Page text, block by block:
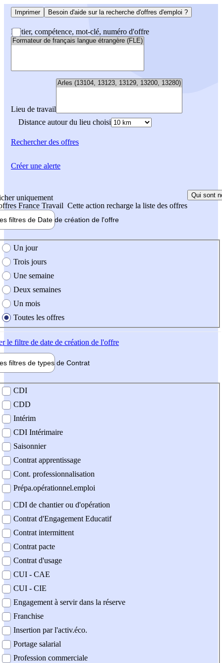
Imprimer Besoin d'aide sur la recherche d'offres d'emploi ?
Métier, compétence, mot-clé, numéro d'offre
Lieu de travail
Distance autour du lieu choisi
Rechercherdes offres
uniquement
France Travail Cette action recharge la liste des offres
Qui sont
filtres de Date de création de l'offre
création de l'offre
Un jour
Trois jours
Une semaine
Deux semaines
Un mois
Toutes les offres
le filtre de date de création de l'offre
filtres de types de Contrat
contrat
CDI
CDD
Intérim
CDI Intérimaire
Saisonnier
Contrat apprentissage
Cont. professionnalisation
Prépa.opérationnel.emploi
CDI de chantier ou d'opération
Contrat d'Engagement Educatif
Contrat intermittent
Contrat pacte
Contrat d'usage
CUI - CAE
CUI - CIE
Engagement à servir dans la réserve
Franchise
Insertion par l'activ.éco.
Portage salarial
Profession commerciale
Créer une alerte